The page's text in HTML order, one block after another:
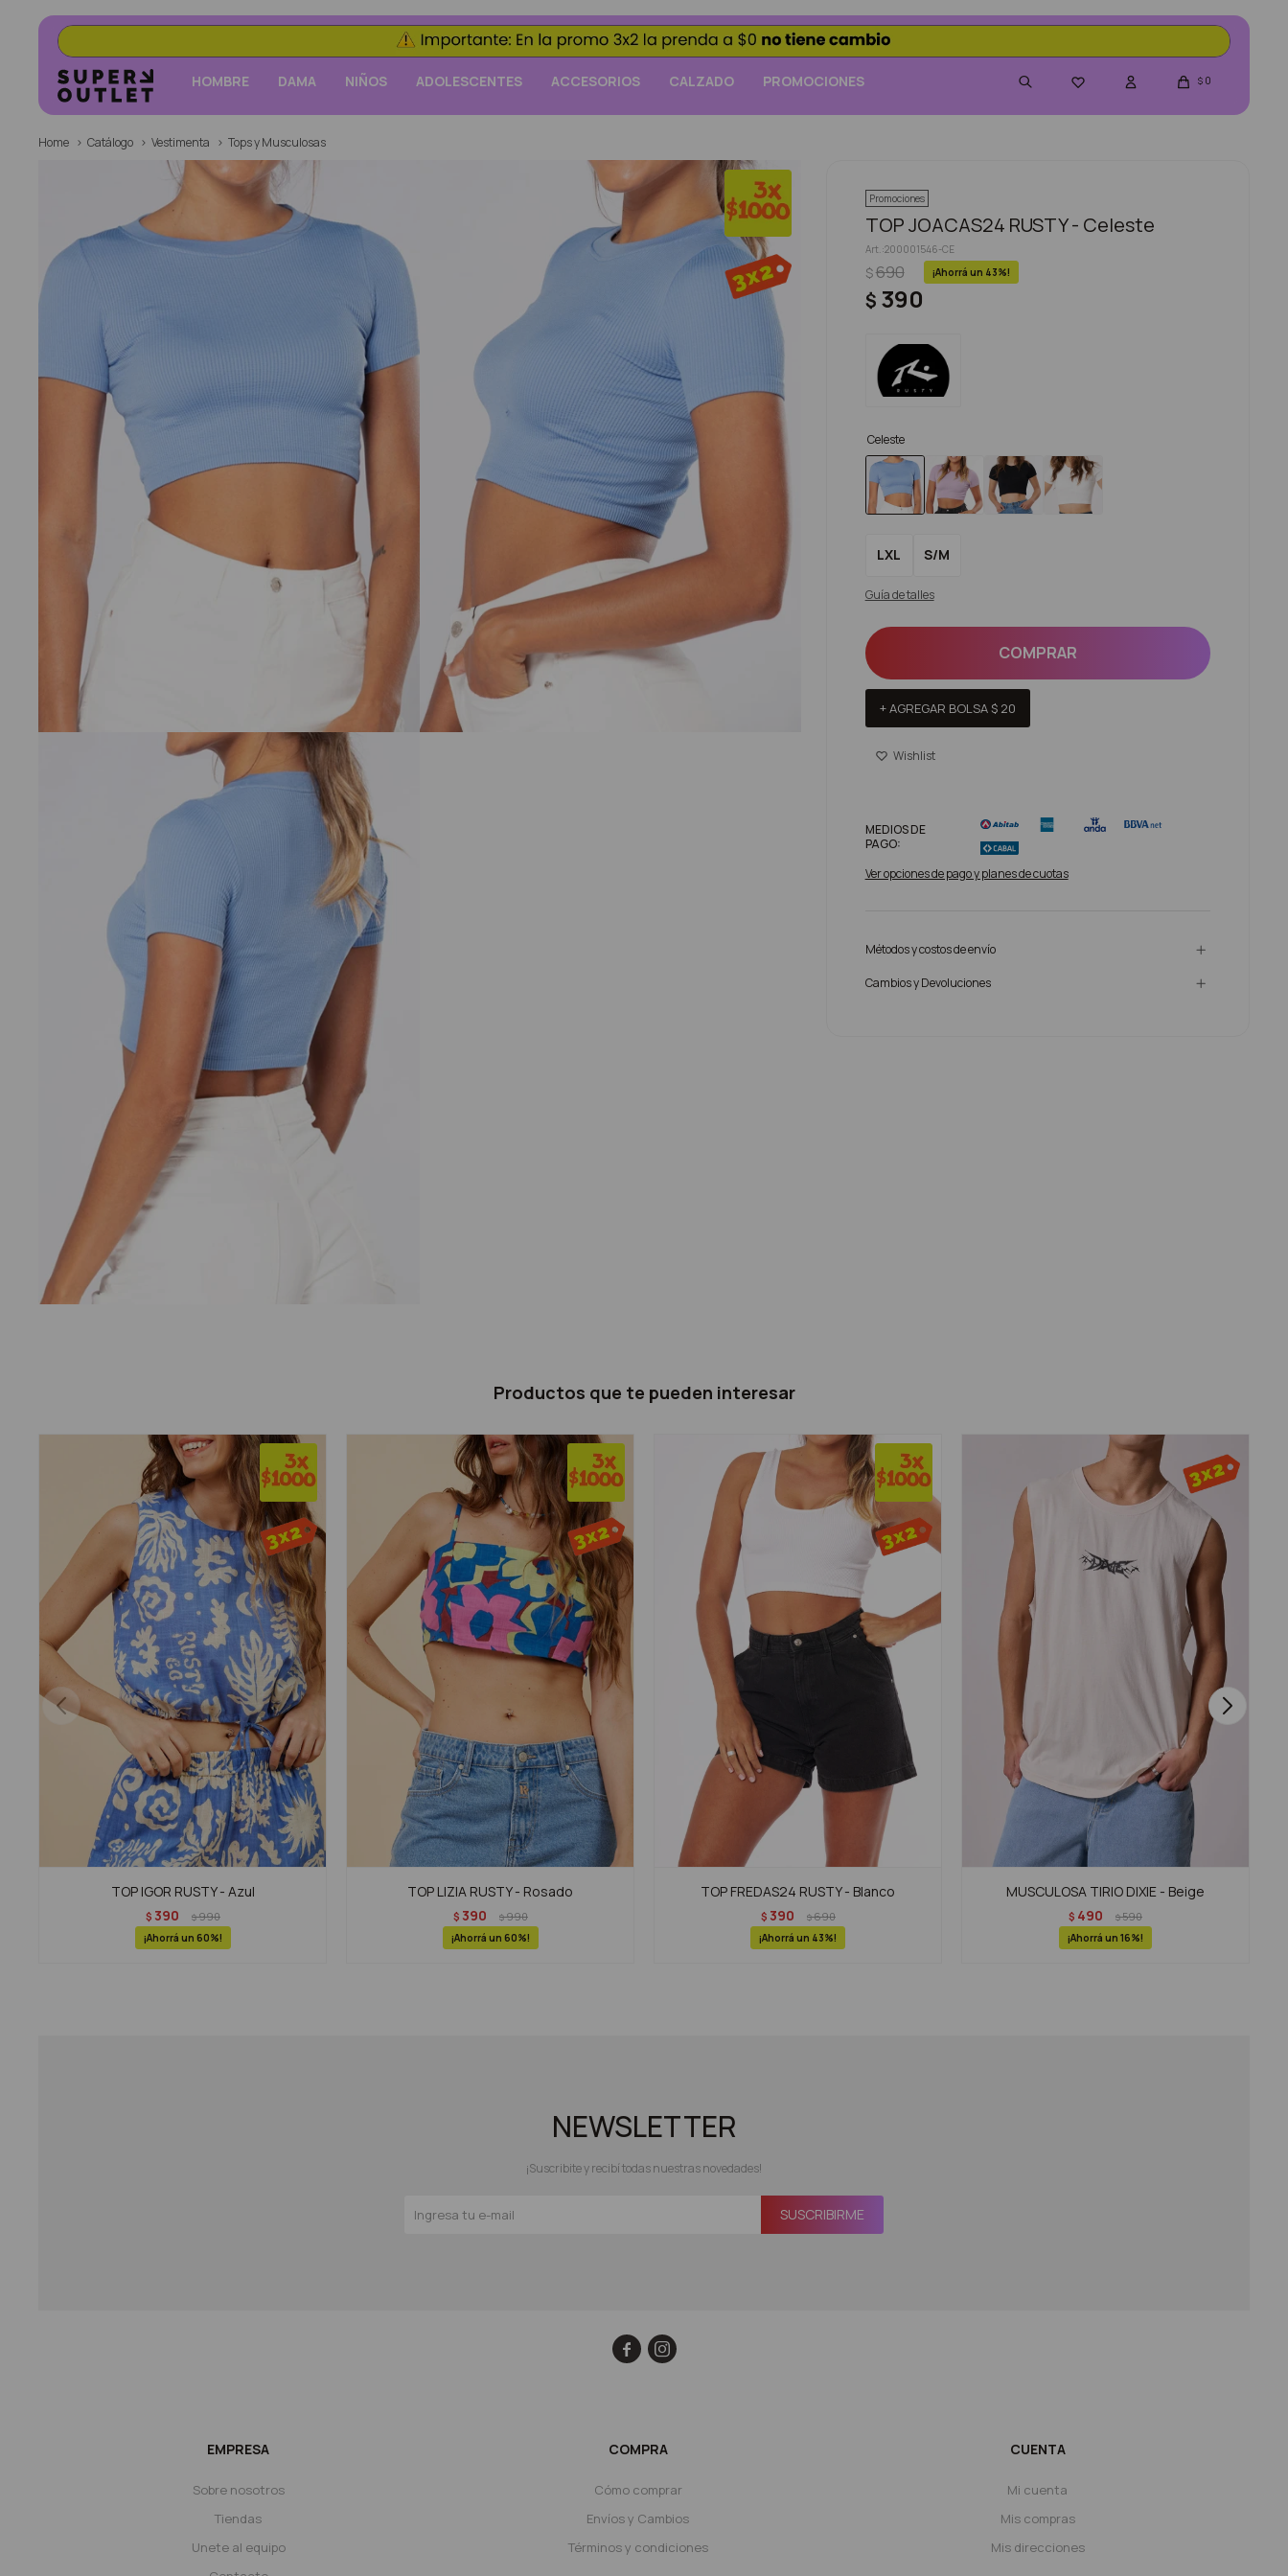
HOMBRE DAMA NIÑOS ADOLESCENTES ACCESORIOS CALZADO PROMOCIONES  $ 0
Home Catálogo Vestimenta Tops y Musculosas
Promociones
TOP JOACAS24 RUSTY - Celeste
200001546-CE
$ 390
$690 43
Celeste
LXL S/M
Guía de talles
COMPRAR
+ AGREGAR BOLSA$ 20
MEDIOS DE
PAGO:
Ver opciones de pago y planes de cuotas
Métodos y costos de envío
Cambios y Devoluciones
Productos que te pueden interesar
TOP IGOR RUSTY - Azul
$ 390 $990
60
TOP LIZIA RUSTY - Rosado
$ 390 $990
60
TOP FREDAS24 RUSTY - Blanco
$ 390 $690
43
MUSCULOSA TIRIO DIXIE - Beige
$ 490 $590
16
EMPRESA
Sobre nosotros
Tiendas
Unete al equipo
COMPRA
Cómo comprar
Envíos y Cambios
Términos y condiciones
CUENTA
Mi cuenta
Mis compras
Mis direcciones
NEWSLETTER
¡Suscribite y recibí todas nuestras novedades!
SUSCRIBIRME
 